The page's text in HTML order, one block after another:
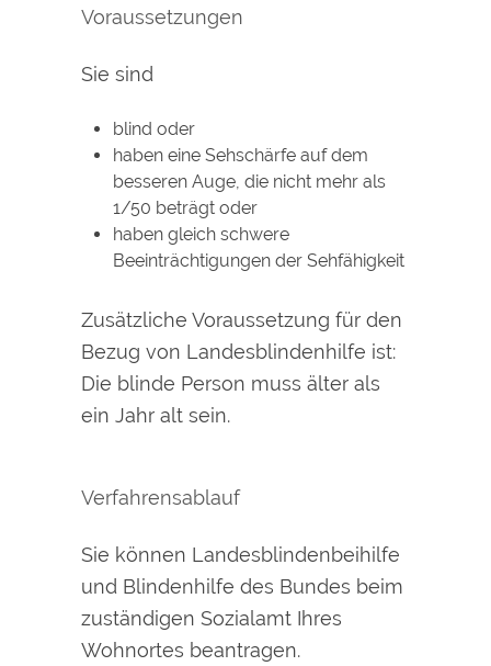
Voraussetzungen
Sie sind
blind oder
haben eine Sehschärfe auf dem
besseren Auge, die nicht mehr als
1/50 beträgt oder
haben gleich schwere
Beeinträchtigungen der Sehfähigkeit
Zusätzliche Voraussetzung für den
Bezug von Landesblindenhilfe ist:
Die blinde Person muss älter als
ein Jahr alt sein.
Verfahrensablauf
Sie können Landesblindenbeihilfe
und Blindenhilfe des Bundes beim
zuständigen Sozialamt Ihres
Wohnortes beantragen.